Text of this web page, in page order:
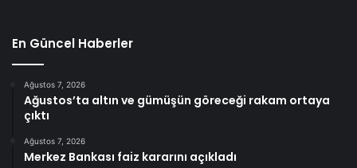
En Güncel Haberler
Ağustos 7, 2026
Ağustos’ta altın ve gümüşün göreceği rakam ortaya
çıktı
Ağustos 7, 2026
Merkez Bankası faiz kararını açıkladı